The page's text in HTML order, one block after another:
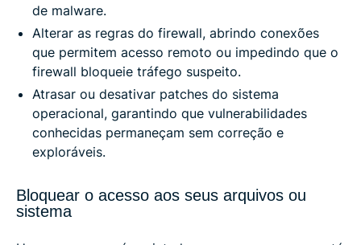
de malware.
Alterar as regras do firewall, abrindo conexões
que permitem acesso remoto ou impedindo que o
firewall bloqueie tráfego suspeito.
Atrasar ou desativar patches do sistema
operacional, garantindo que vulnerabilidades
conhecidas permaneçam sem correção e
exploráveis.
Bloquear o acesso aos seus arquivos ou
sistema